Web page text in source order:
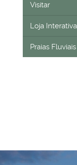
Visitar
Loja
Praias Fluviais